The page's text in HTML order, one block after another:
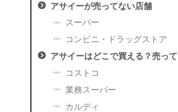
アサイーが売ってない店舗
スーパー
コンビニ・ドラッグストア
アサイーはどこで買える？売っ
コストコ
業務スーパー
カルディ